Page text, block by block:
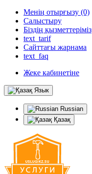
Менің отырғызу (0)
Салыстыру
Біздің қызметтеріміз
text_tarif
Сайттағы жарнама
text_faq
Жеке кабинетіне
Язык
Russian
Қазақ